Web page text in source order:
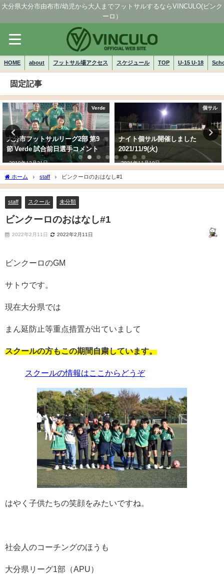
大分県大分市由布市/幼児から大人までフットサルするならVINCULO(ビンク
ーロ）
HOME about フットサル場アクセス スケジュール TOP U-15 U-18
固定記事
個サル
ナイト個サル開催しました
2021/11/9(火)
2021年11月10日
個サル
ナイト個サル開催しました
2020/6/7(日)
2020年6月8日
ホーム staff ビンクーロのおはなし#1
staff スクール 未分類
ビンクーロのおはなし#1
2022年2月11日 2022年2月11日
ビンクーロのGM
サトウです。
現在大分県では
まん延防止等重点措置が出ていまして
スクールの方もこの期間自粛しています。
スクールの情報はここからどうぞ
はやく子供たちの笑顔をみたいですね。
社会人のコーチングのほうも
大分県リーグ1部（APU）